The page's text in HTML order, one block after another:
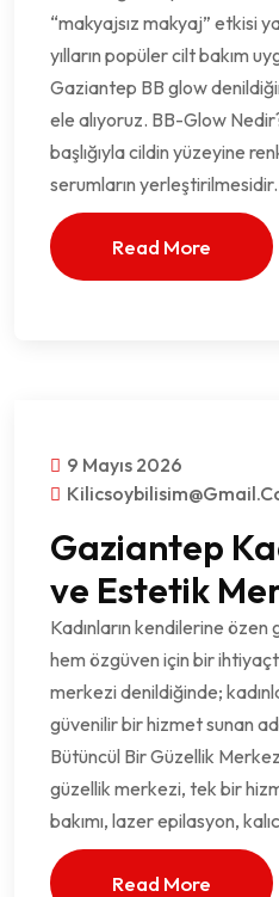
“makyajsız makyaj” etkisi
yılların popüler cilt bakım
Gaziantep BB glow
ele alıyoruz. BB-Glow
başlığıyla cildin yüzeyine
serumların
Read More
9 Mayıs 2026
Gaziantep
ve Estetik
Kadınların kendilerine
hem özgüven için bir
merkezi denildiğinde;
güvenilir bir hizmet sunan
Bütüncül Bir Güzellik
güzellik merkezi, tek bir
bakımı, lazer epilasyon,
Read More